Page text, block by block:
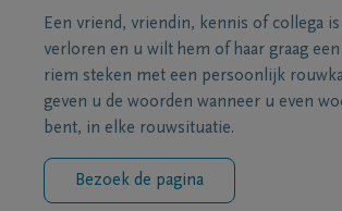
Een vriend, vriendin, kennis of collega
verloren en u wilt hem of haar graag
riem steken met een persoonlijk
geven u de woorden wanneer u even
bent, in elke rouwsituatie.
Bezoek de pagina